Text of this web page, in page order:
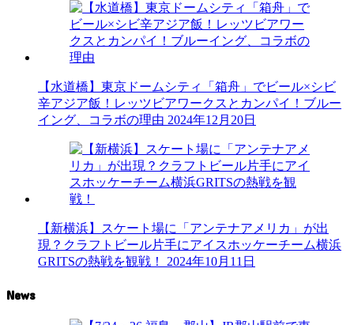
【水道橋】東京ドームシティ「箱舟」でビール×シビ
辛アジア飯！レッツビアワークスとカンパイ！ブルー
イング、コラボの理由 2024年12月20日
【新横浜】スケート場に「アンテナアメリカ」が出
現？クラフトビール片手にアイスホッケーチーム横浜
GRITSの熱戦を観戦！
2024年10月11日
News